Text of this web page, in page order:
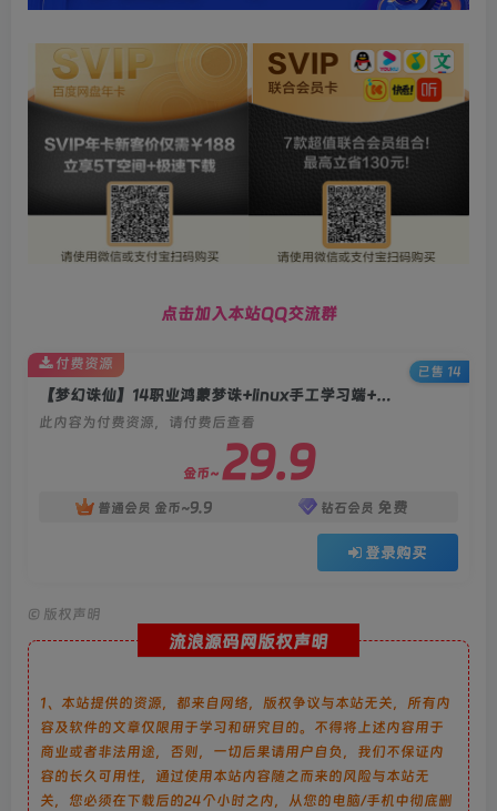
点击加入本站QQ交流群
【梦幻诛仙】14职业鸿蒙梦诛+linux手工学习端+双端+多功能后台+教程
此内容为付费资源，请付费后查看
金币~ 29.9
普通会员 金币~9.9 钻石会员 免费
登录购买
付费资源
已售 14
© 版权声明
流浪源码网版权声明
1、本站提供的资源，都来自网络，版权争议与本站无关，所有内
容及软件的文章仅限用于学习和研究目的。不得将上述内容用于
商业或者非法用途，否则，一切后果请用户自负，我们不保证内
容的长久可用性，通过使用本站内容随之而来的风险与本站无
关，您必须在下载后的24个小时之内，从您的电脑/手机中彻底删